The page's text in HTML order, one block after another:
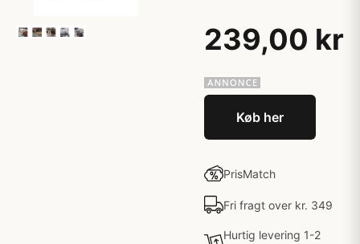
239,00 kr
Køb her
PrisMatch
Fri fragt over kr. 349
Hurtig levering 1-2